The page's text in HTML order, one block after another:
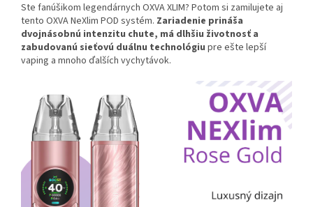
Ste fanúšikom legendárnych OXVA XLIM? Potom si zamilujete aj
tento OXVA NeXlim POD systém. Zariadenie prináša
dvojnásobnú intenzitu chute, má dlhšiu životnosť a
zabudovanú sieťovú duálnu technológiu pre ešte lepší
vaping a mnoho ďalších vychytávok.